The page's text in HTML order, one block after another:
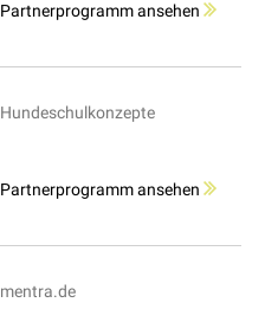
Partnerprogramm ansehen
Hundeschulkonzepte
Partnerprogramm ansehen
mentra.de